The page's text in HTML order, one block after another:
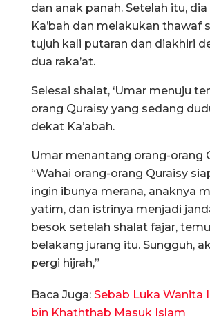
dan anak panah. Setelah itu,
Ka’bah dan melakukan thawaf
tujuh kali putaran dan diakhiri
dua raka’at.
Selesai shalat, ‘Umar menuju
orang Quraisy yang sedang
dekat Ka’abah.
Umar menantang orang-orang
“Wahai orang-orang Quraisy
ingin ibunya merana, anaknya
yatim, dan istrinya menjadi
besok setelah shalat fajar,
belakang jurang itu. Sungguh,
pergi hijrah,”
Baca Juga: Sebab Luka Wanita
bin Khaththab Masuk Islam